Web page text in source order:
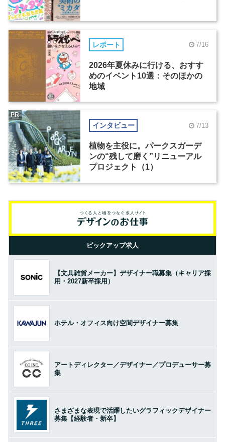
レポート 7/16
2026年夏休みに行ける、おすす
めのイベント10選：そのほかの
地域
インタビュー 7/13
植物を主役に。パークスガーデ
ンの“残して磨く”リニューアル
プロジェクト（1）
PR
ピックアップ求人
【文具雑貨メーカー】デザイナー職募集（キャリア採
用・2027新卒採用）
ホテル・オフィス向け空間デザイナー募集
アートディレクター／デザイナー／プロデューサー募
集
さまざまな表現で活躍したいグラフィックデザイナー
募集【経験者・新卒】